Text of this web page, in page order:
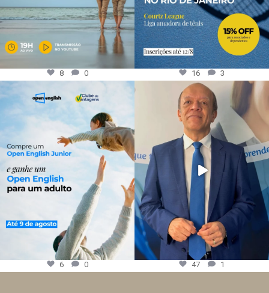
8 0 16 3
6 0 47 1